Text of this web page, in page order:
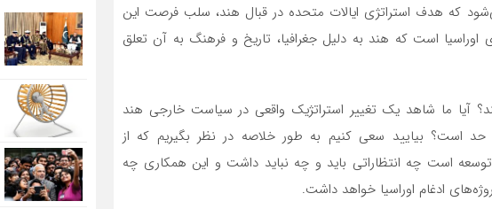
که هدف استراتژی ایالات متحده در قبال هند، سلب فرصت این
است که هند به دلیل جغرافیا، تاریخ و فرهنگ به آن تعلق
آیا ما شاهد یک تغییر استراتژیک واقعی در سیاست خارجی هند
است؟ بیایید سعی کنیم به طور خلاصه در نظر بگیریم که از
است چه انتظاراتی باید و چه نباید داشت و این همکاری چه
ادغام اوراسیا خواهد داشت.